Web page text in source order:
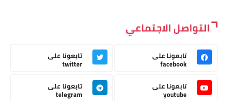
التواصل الاجتماعي
تابعونا على
facebook
تابعونا على
twitter
تابعونا على
youtube
تابعونا على
telegram